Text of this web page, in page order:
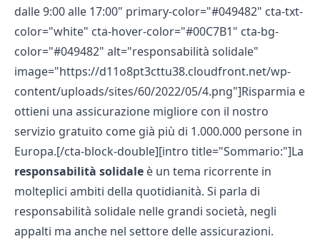
dalle 9:00 alle 17:00" primary-color="#049482" cta-txt-
color="white" cta-hover-color="#00C7B1" cta-bg-
color="#049482" alt="responsabilità solidale"
image="https://d11o8pt3cttu38.cloudfront.net/wp-
content/uploads/sites/60/2022/05/4.png"]Risparmia e
ottieni una assicurazione migliore con il nostro
servizio gratuito come già più di 1.000.000 persone in
Europa.[/cta-block-double][intro title="Sommario:"]La
responsabilità solidale è un tema ricorrente in
molteplici ambiti della quotidianità. Si parla di
responsabilità solidale nelle grandi società, negli
appalti ma anche nel settore delle assicurazioni.